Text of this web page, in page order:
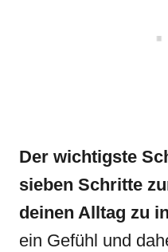
Der wichtigste
sieben Schritte
deinen Alltag zu
ein Gefühl und